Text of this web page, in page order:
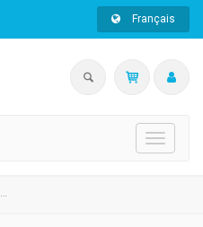
Français
Toggle